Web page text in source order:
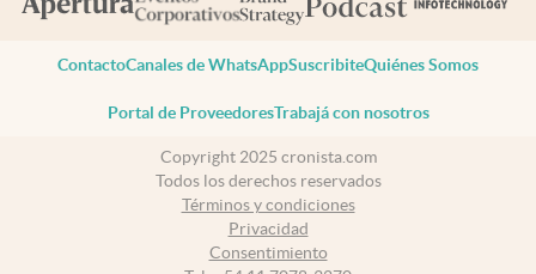
ContactoCanales de WhatsAppSuscribiteQuiénes Somos
Portal de ProveedoresTrabajá con nosotros
Copyright 2025 cronista.com
Todos los derechos reservados
Términos y condiciones
Privacidad
Consentimiento